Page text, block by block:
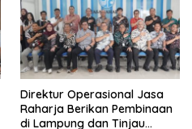
Direktur Operasional Jasa
Raharja Berikan Pembinaan
di Lampung dan Tinjau